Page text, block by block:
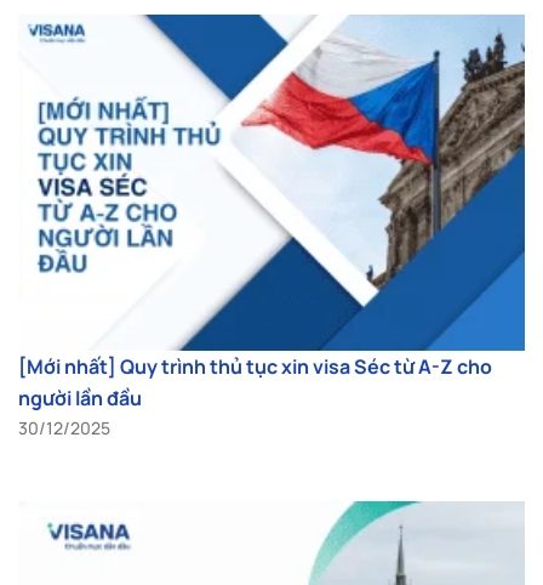
[Mới nhất] Quy trình thủ tục xin visa Séc từ A-Z cho
người lần đầu
30/12/2025